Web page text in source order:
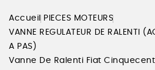
Accueil
PIECES MOTEURS
VANNE REGULATEUR DE RALENTI
A PAS)
Vanne De Ralenti Fiat